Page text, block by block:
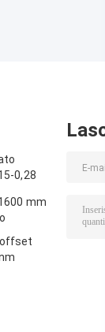
0,28
mm
offset